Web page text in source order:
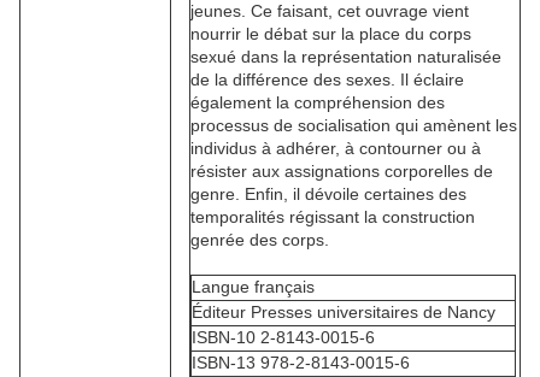
jeunes. Ce faisant, cet ouvrage vient
nourrir le débat sur la place du corps
sexué dans la représentation naturalisée
de la différence des sexes. Il éclaire
également la compréhension des
processus de socialisation qui amènent les
individus à adhérer, à contourner ou à
résister aux assignations corporelles de
genre. Enfin, il dévoile certaines des
temporalités régissant la construction
genrée des corps.
Langue français
Éditeur Presses universitaires de Nancy
ISBN-10 2-8143-0015-6
ISBN-13 978-2-8143-0015-6